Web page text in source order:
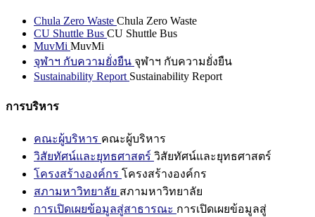
Chula Zero Waste Chula Zero Waste
CU Shuttle Bus CU Shuttle Bus
MuvMi MuvMi
จุฬาฯ กับความยั่งยืน จุฬาฯ กับความยั่งยืน
Sustainability Report Sustainability Report
การบริหาร
คณะผู้บริหาร คณะผู้บริหาร
วิสัยทัศน์และยุทธศาสตร์ วิสัยทัศน์และยุทธศาสตร์
โครงสร้างองค์กร โครงสร้างองค์กร
สภามหาวิทยาลัย สภามหาวิทยาลัย
การเปิดเผยข้อมูลสู่สาธารณะ การเปิดเผยข้อมูลสู่